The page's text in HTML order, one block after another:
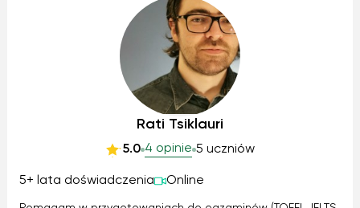
Rati Tsiklauri
5.0 4 opinie 5 uczniów
5+ lata doświadczenia Online